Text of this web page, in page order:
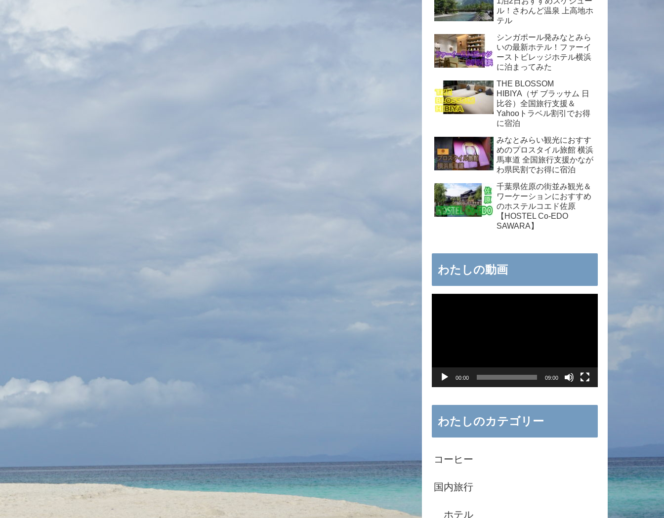
ル！さわんど温泉 上高地ホ
テル
シンガポール発みなとみら
いの最新ホテル！ファーイ
ーストビレッジホテル横浜
に泊まってみた
THE BLOSSOM
HIBIYA（ザ ブラッサム 日
比谷）全国旅行支援＆
Yahooトラベル割引でお得
に宿泊
みなとみらい観光におすす
めのプロスタイル旅館 横浜
馬車道 全国旅行支援かなが
わ県民割でお得に宿泊
千葉県佐原の街並み観光＆
ワーケーションにおすすめ
のホステルコエド佐原
【HOSTEL Co-EDO
SAWARA】
わたしの動画
ー
00:00 09:00
わたしのカテゴリー
コーヒー
国内旅行
ホテル